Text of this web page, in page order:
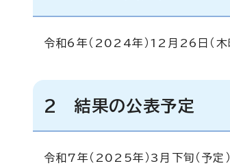
令和6年（2024年）12月26日（木
2 結果の公表予定
令和7年（2025年）3月下旬（予定）